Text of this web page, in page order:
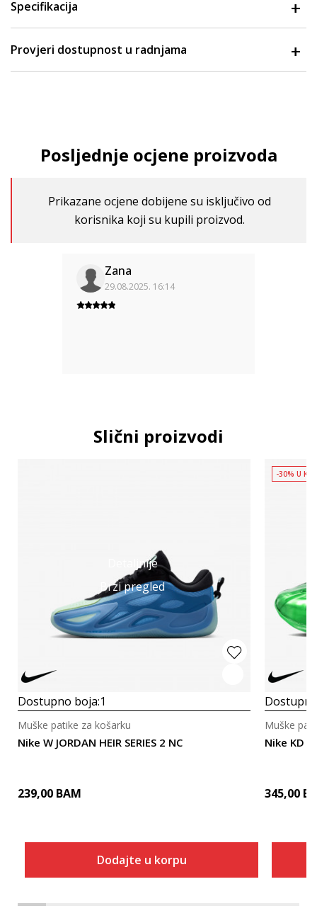
Specifikacija
Provjeri dostupnost u radnjama
Posljednje ocjene proizvoda
Prikazane ocjene dobijene su isključivo od
korisnika koji su kupili proizvod.
Zana
29.08.2025. 16:14
Slični proizvodi
Detaljnije
Brzi pregled
Dostupno boja:1
Nike W JORDAN HEIR SERIES 2 NC
Muške patike za košarku
239,00 BAM
Dodajte u korpu
-30% U
Nike KD
Muške
345,00